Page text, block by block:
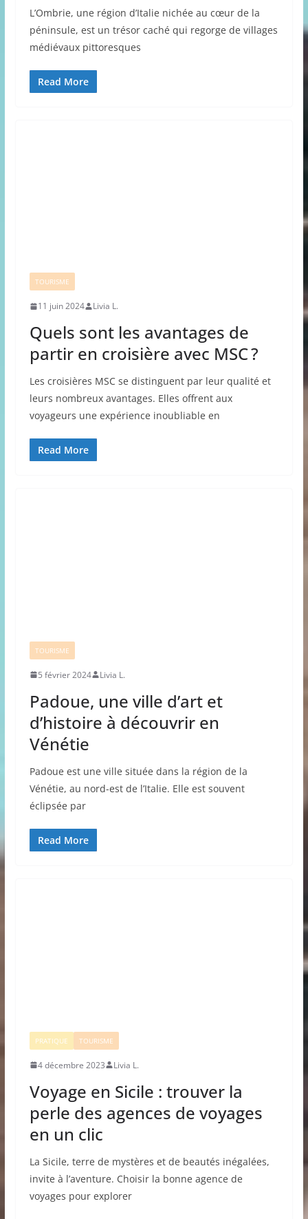
L’Ombrie, une région d’Italie nichée au cœur de la
péninsule, est un trésor caché qui regorge de villages
médiévaux pittoresques
Read More
TOURISME
11 juin 2024 Livia L.
Quels sont les avantages de
partir en croisière avec MSC ?
Les croisières MSC se distinguent par leur qualité et
leurs nombreux avantages. Elles offrent aux
voyageurs une expérience inoubliable en
Read More
TOURISME
5 février 2024 Livia L.
Padoue, une ville d’art et
d’histoire à découvrir en
Vénétie
Padoue est une ville située dans la région de la
Vénétie, au nord-est de l’Italie. Elle est souvent
éclipsée par
Read More
PRATIQUE TOURISME
4 décembre 2023 Livia L.
Voyage en Sicile : trouver la
perle des agences de voyages
en un clic
La Sicile, terre de mystères et de beautés inégalées,
invite à l’aventure. Choisir la bonne agence de
voyages pour explorer